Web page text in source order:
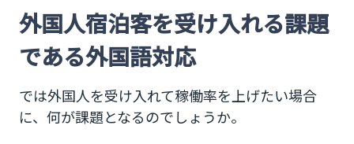
外国人宿泊客を受け入れる課題
である外国語対応
では外国人を受け入れて稼働率を上げたい場合
に、何が課題となるのでしょうか。